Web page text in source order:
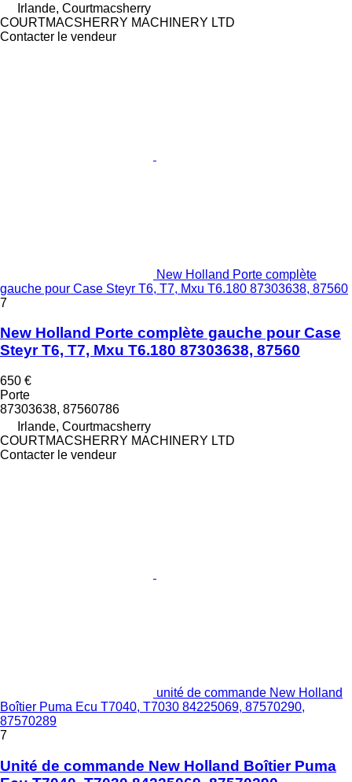
Irlande, Courtmacsherry
COURTMACSHERRY MACHINERY LTD
Contacter le vendeur
New Holland Porte complète
gauche pour Case Steyr T6, T7, Mxu T6.180 87303638, 87560
7
New Holland Porte complète gauche pour Case
Steyr T6, T7, Mxu T6.180 87303638, 87560
650 €
Porte
87303638, 87560786
Irlande, Courtmacsherry
COURTMACSHERRY MACHINERY LTD
Contacter le vendeur
unité de commande New Holland
Boîtier Puma Ecu T7040, T7030 84225069, 87570290,
87570289
7
Unité de commande New Holland Boîtier Puma